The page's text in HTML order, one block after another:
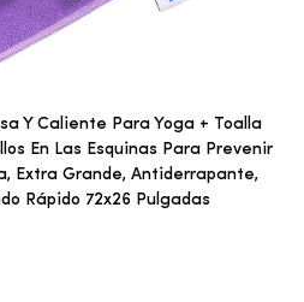
Y Caliente Para Yoga + Toalla
En Las Esquinas Para Prevenir
Extra Grande, Antiderrapante,
Rápido 72x26 Pulgadas